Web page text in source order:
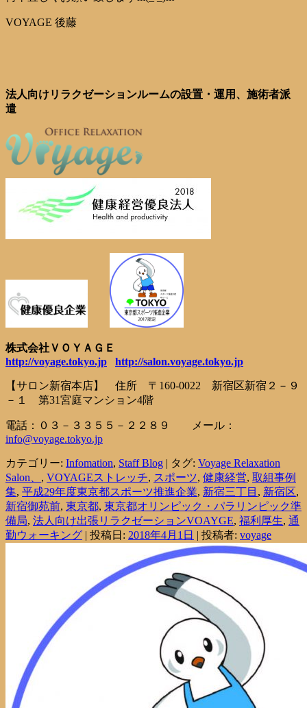
VOYAGE 後藤
法人向けリラクゼーションルームの設置・運用、施術者派
遣
株式会社ＶＯＹＡＧＥ
http://voyage.tokyo.jp
http://salon.voyage.tokyo.jp
【サロン新宿本店】 住所 〒160-0022 新宿区新宿２－９
－１ 第31宮庭マンション4階
電話：０３－３３５５－２２８９ メール：
info@voyage.tokyo.jp
カテゴリー: Infomation, Staff Blog | タグ: Voyage Relaxation
Salon、 , VOYAGEストレッチ, スポーツ, 健康経営, 取組事例
集, 平成29年度東京都スポーツ推進企業, 新宿三丁目 , 新宿区,
新宿御苑前, 東京都, 東京都オリンピック・パラリンピック準
備局, 法人向け出張リラクゼーションVOAYGE, 福利厚生, 通
勤ウォーキング | 投稿日: 2018年4月1日 | 投稿者: voyage